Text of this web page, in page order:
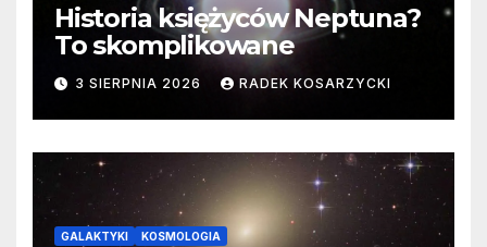
Historia księżyców Neptuna?
To skomplikowane
3 SIERPNIA 2026 RADEK KOSARZYCKI
GALAKTYKI KOSMOLOGIA